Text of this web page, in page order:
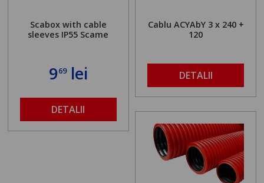
Scabox with cable
sleeves IP55 Scame
969lei
DETALII
Cablu ACYAbY 3 x 240 +
120
DETALII